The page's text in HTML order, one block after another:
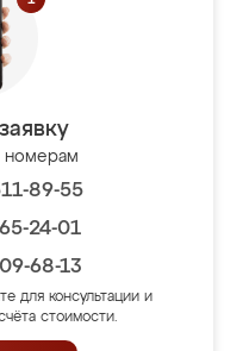
номерам
89-55
24-01
68-13
для консультации и
стоимости.